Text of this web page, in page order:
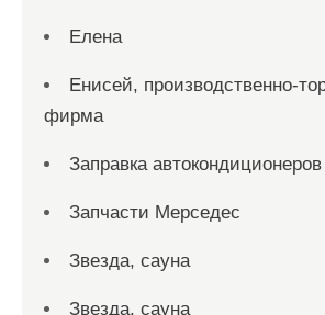
Елена
Енисей, производственно-
фирма
Заправка автокондиционеров
Запчасти Мерседес
Звезда, сауна
Звезда, сауна